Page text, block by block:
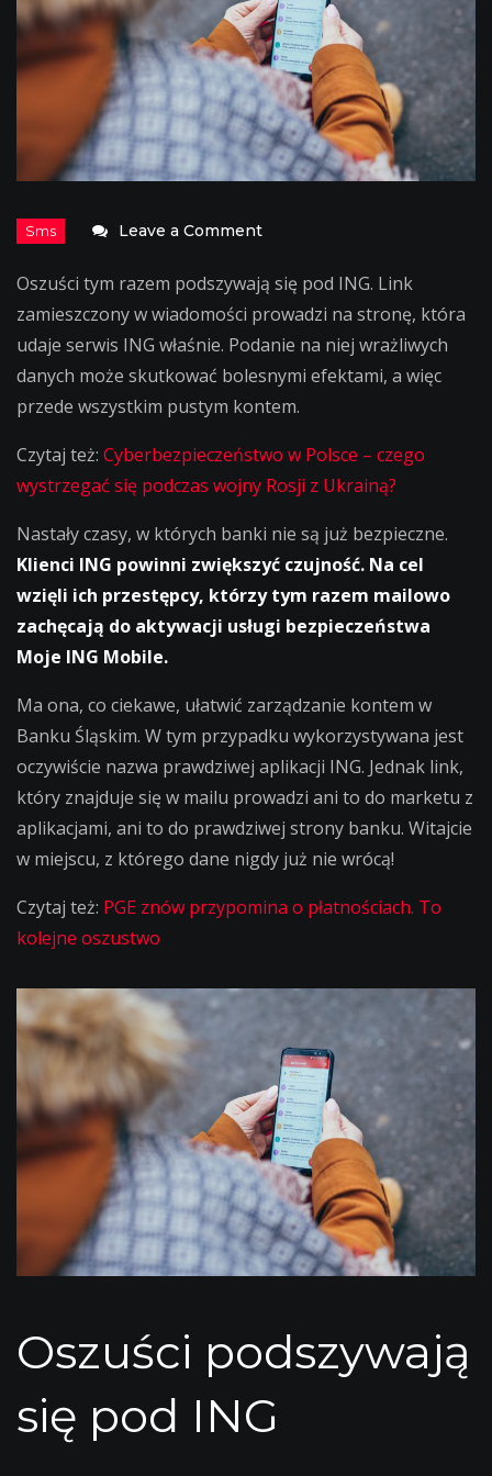
Leave a Commenton
podszywają
się
pod
ING
Oszuści tym razem podszywają się pod ING. Link
zamieszczony w wiadomości prowadzi na stronę, która
udaje serwis ING właśnie. Podanie na niej wrażliwych
danych może skutkować bolesnymi efektami, a więc
przede wszystkim pustym kontem.
Czytaj też: Cyberbezpieczeństwo w Polsce – czego
wystrzegać się podczas wojny Rosji z Ukrainą?
Nastały czasy, w których banki nie są już bezpieczne.
Klienci ING powinni zwiększyć czujność. Na cel
wzięli ich przestępcy, którzy tym razem mailowo
zachęcają do aktywacji usługi bezpieczeństwa
Moje ING Mobile.
Ma ona, co ciekawe, ułatwić zarządzanie kontem w
Banku Śląskim. W tym przypadku wykorzystywana jest
oczywiście nazwa prawdziwej aplikacji ING. Jednak link,
który znajduje się w mailu prowadzi ani to do marketu z
aplikacjami, ani to do prawdziwej strony banku. Witajcie
w miejscu, z którego dane nigdy już nie wrócą!
Czytaj też: PGE znów przypomina o płatnościach. To
kolejne oszustwo
Oszuści podszywają
się pod ING